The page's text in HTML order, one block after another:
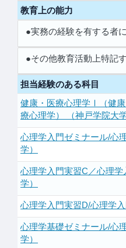
教育上の能力
●実務の経験を有する者
●その他教育活動上特記
担当経験のある科目
健康・医療心理学Ⅰ（健
療心理学） （神戸学院大学
心理学入門ゼミナール/心
学）
心理学入門実習C／心理
学）
心理学入門実習D/心理学
心理学基礎ゼミナール/心
学）